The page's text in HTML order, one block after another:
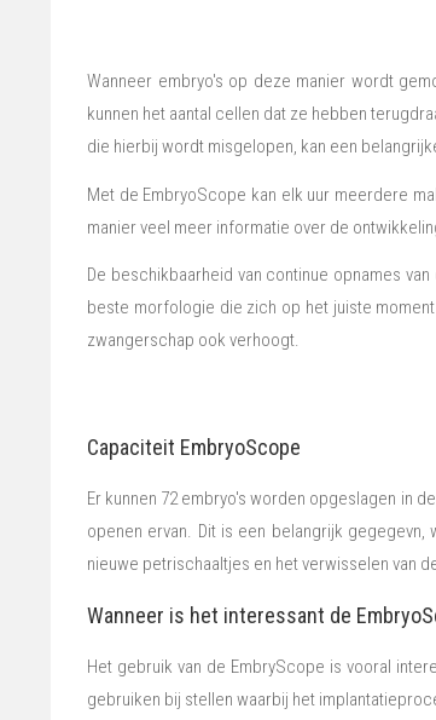
Wanneer embryo's op deze manier wordt
kunnen het aantal cellen dat ze hebben
die hierbij wordt misgelopen, kan een
Met de EmbryoScope kan elk uur meerdere
manier veel meer informatie over de
De beschikbaarheid van continue opnames
beste morfologie die zich op het juiste
zwangerschap ook verhoogt.
Capaciteit EmbryoScope
Er kunnen 72 embryo's worden opgeslagen in
openen ervan. Dit is een belangrijk
nieuwe petrischaaltjes en het verwisselen van
Wanneer is het interessant de
Het gebruik van de EmbryScope is vooral
gebruiken bij stellen waarbij het